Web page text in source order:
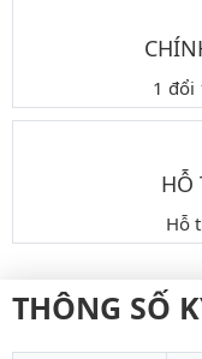
1 đổi
HỖ
Hỗ
THÔNG SỐ